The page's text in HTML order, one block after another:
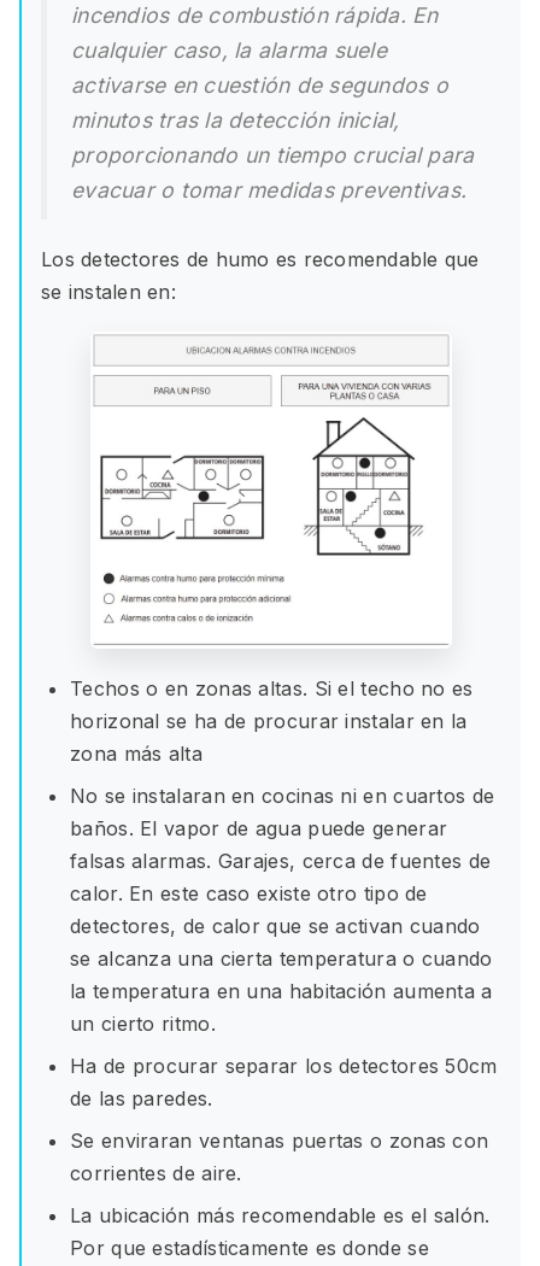
incendios de combustión rápida. En
cualquier caso, la alarma suele
activarse en cuestión de segundos o
minutos tras la detección inicial,
proporcionando un tiempo crucial para
evacuar o tomar medidas preventivas.
Los detectores de humo es recomendable que
se instalen en:
Techos o en zonas altas. Si el techo no es
horizonal se ha de procurar instalar en la
zona más alta
No se instalaran en cocinas ni en cuartos de
baños. El vapor de agua puede generar
falsas alarmas. Garajes, cerca de fuentes de
calor. En este caso existe otro tipo de
detectores, de calor que se activan cuando
se alcanza una cierta temperatura o cuando
la temperatura en una habitación aumenta a
un cierto ritmo.
Ha de procurar separar los detectores 50cm
de las paredes.
Se enviraran ventanas puertas o zonas con
corrientes de aire.
La ubicación más recomendable es el salón.
Por que estadísticamente es donde se